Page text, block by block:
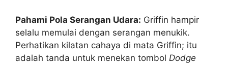
Pahami Pola Serangan Udara: Griffin hampir
selalu memulai dengan serangan menukik.
Perhatikan kilatan cahaya di mata Griffin; itu
adalah tanda untuk menekan tombol Dodge